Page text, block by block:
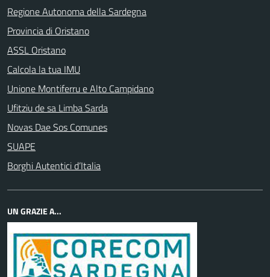
Regione Autonoma della Sardegna
Provincia di Oristano
ASSL Oristano
Calcola la tua IMU
Unione Montiferru e Alto Campidano
Ufitziu de sa Limba Sarda
Novas Dae Sos Comunes
SUAPE
Borghi Autentici d’Italia
UN GRAZIE A...